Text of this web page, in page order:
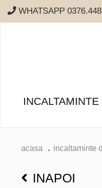
WHATSAPP
acasa incaltaminte
INAPOI